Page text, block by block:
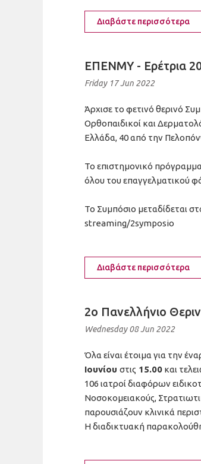
Διαβάστε περισσότερα
ΕΠΕΝΜΥ - Ερέτρια
Friday 17 Jun 2022
Άρχισε το φετινό θερινό
Ορθοπαιδικοί και
Ελλάδα, 40 από την
Το επιστημονικό
όλου του επαγγελματικού
Το Συμπόσιο μεταδίδεται
streaming/2symposio
Διαβάστε περισσότερα
2ο Πανελλήνιο
Wednesday 08 Jun 2022
Όλα είναι έτοιμα για την
Ιουνίου στις 15.00 και
106 ιατροί διαφόρων
Νοσοκομειακούς,
παρουσιάζουν κλινικά
Η διαδικτυακή